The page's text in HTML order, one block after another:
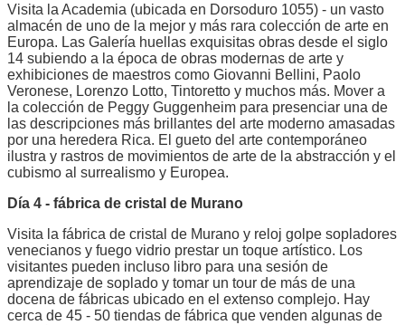
Visita la Academia (ubicada en Dorsoduro 1055) - un vasto
almacén de uno de la mejor y más rara colección de arte en
Europa. Las Galería huellas exquisitas obras desde el siglo
14 subiendo a la época de obras modernas de arte y
exhibiciones de maestros como Giovanni Bellini, Paolo
Veronese, Lorenzo Lotto, Tintoretto y muchos más. Mover a
la colección de Peggy Guggenheim para presenciar una de
las descripciones más brillantes del arte moderno amasadas
por una heredera Rica. El gueto del arte contemporáneo
ilustra y rastros de movimientos de arte de la abstracción y el
cubismo al surrealismo y Europea.
Día 4 - fábrica de cristal de Murano
Visita la fábrica de cristal de Murano y reloj golpe sopladores
venecianos y fuego vidrio prestar un toque artístico. Los
visitantes pueden incluso libro para una sesión de
aprendizaje de soplado y tomar un tour de más de una
docena de fábricas ubicado en el extenso complejo. Hay
cerca de 45 - 50 tiendas de fábrica que venden algunas de